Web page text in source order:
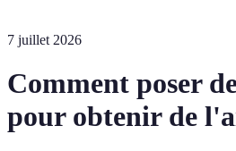
7 juillet 2026
Comment poser
pour obtenir de